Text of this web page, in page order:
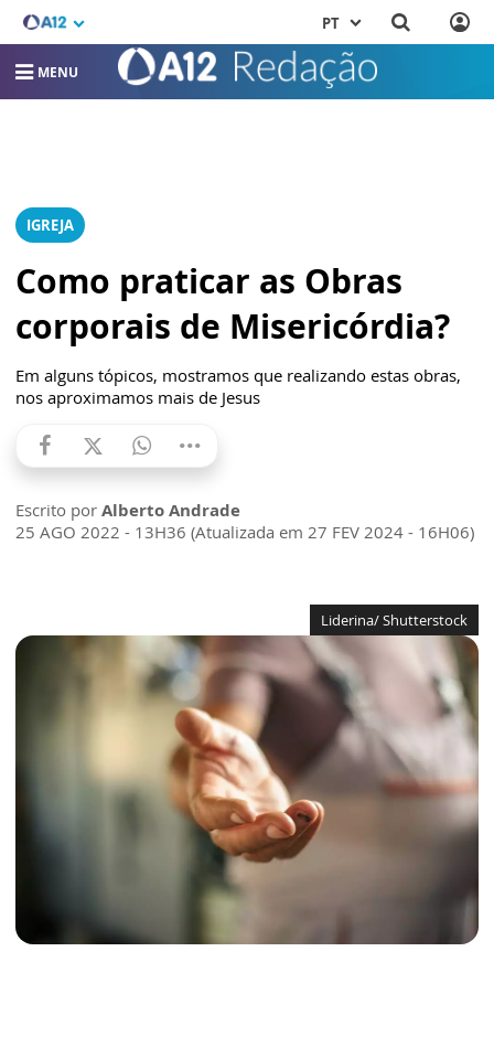
PT
MENU
IGREJA
Como praticar as Obras
corporais de Misericórdia?
Em alguns tópicos, mostramos que realizando estas obras,
nos aproximamos mais de Jesus
Escrito por Alberto Andrade
25 AGO 2022 - 13H36 (Atualizada em 27 FEV 2024 - 16H06)
Liderina/ Shutterstock